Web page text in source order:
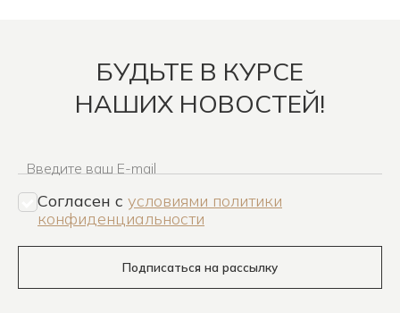
БУДЬТЕ В КУРСЕ
НАШИХ НОВОСТЕЙ!
Введите ваш E-mail
Согласен c условиями политики
конфиденциальности
Подписаться на рассылку